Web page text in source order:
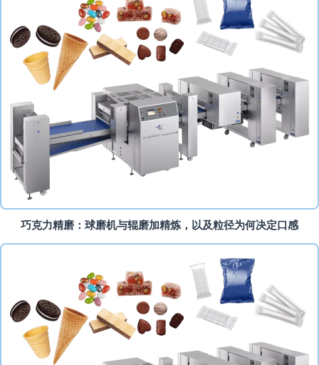
巧克力精磨：球磨机与辊磨加精炼，以及粒径为何决定口感